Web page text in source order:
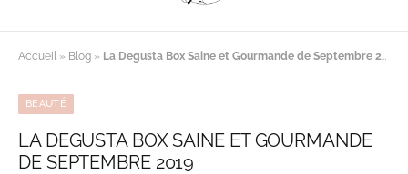
Accueil » Blog » La Degusta Box Saine et Gourmande de Septembre 2019
BEAUTÉ
LA DEGUSTA BOX SAINE ET GOURMANDE
DE SEPTEMBRE 2019